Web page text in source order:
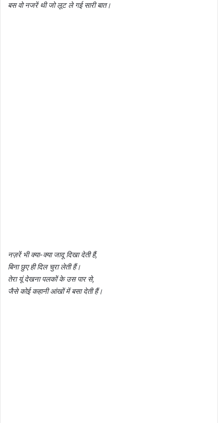
बस वो नजरें थी जो लूट ले गई सारी बात।
नज़रें भी क्या-क्या जादू दिखा देती हैं,
बिना छुए ही दिल चुरा लेती हैं।
तेरा यूं देखना पलकों के उस पार से,
जैसे कोई कहानी आंखों में बसा देती हैं।